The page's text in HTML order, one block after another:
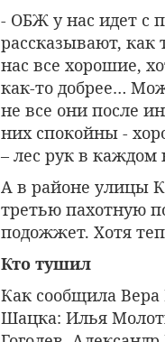
- ОБЖ у нас идет с
рассказывают, как
нас все хорошие,
как-то добрее…
не все они после
них спокойны -
– лес рук в каждом
А в районе улицы
третью пахотную
подожжет. Хотя
Кто тушил
Как сообщила
Шацка: Илья